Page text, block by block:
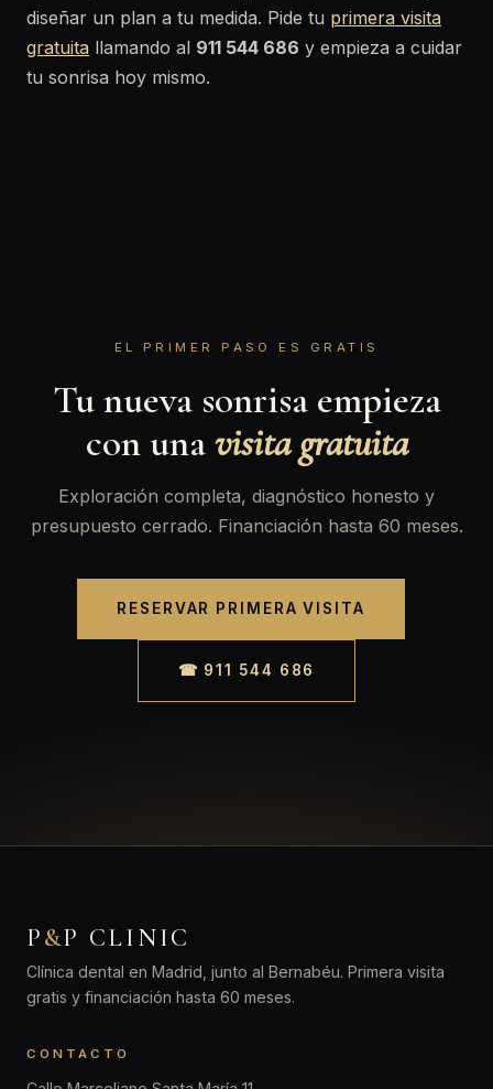
diseñar un plan a tu medida. Pide tu primera visita
gratuita llamando al 911 544 686 y empieza a cuidar
tu sonrisa hoy mismo.
EL PRIMER PASO ES GRATIS
Tu nueva sonrisa empieza
con unavisita gratuita
Exploración completa, diagnóstico honesto y
presupuesto cerrado. Financiación hasta 60 meses.
RESERVAR PRIMERA VISITA
☎ 911 544 686
P&P CLINIC
Clínica dental en Madrid, junto al Bernabéu. Primera visita
gratis y financiación hasta 60 meses.
CONTACTO